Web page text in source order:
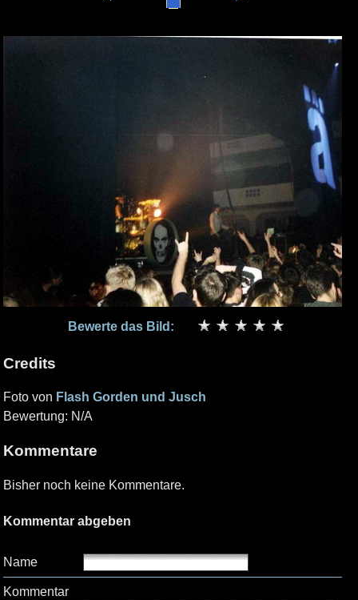
Bewerte das Bild:
Credits
Foto von Flash Gorden und Jusch
Bewertung: N/A
Kommentare
Bisher noch keine Kommentare.
Kommentar abgeben
Name
Kommentar